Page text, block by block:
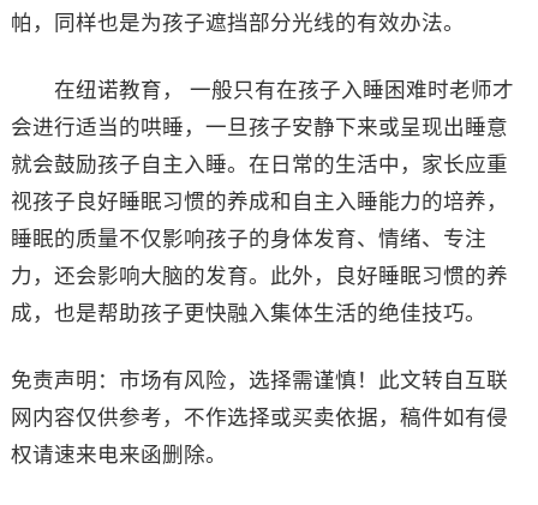
帕，同样也是为孩子遮挡部分光线的有效办法。
在纽诺教育， 一般只有在孩子入睡困难时老师才
会进行适当的哄睡，一旦孩子安静下来或呈现出睡意
就会鼓励孩子自主入睡。在日常的生活中，家长应重
视孩子良好睡眠习惯的养成和自主入睡能力的培养，
睡眠的质量不仅影响孩子的身体发育、情绪、专注
力，还会影响大脑的发育。此外，良好睡眠习惯的养
成，也是帮助孩子更快融入集体生活的绝佳技巧。
免责声明：市场有风险，选择需谨慎！此文转自互联
网内容仅供参考，不作选择或买卖依据，稿件如有侵
权请速来电来函删除。